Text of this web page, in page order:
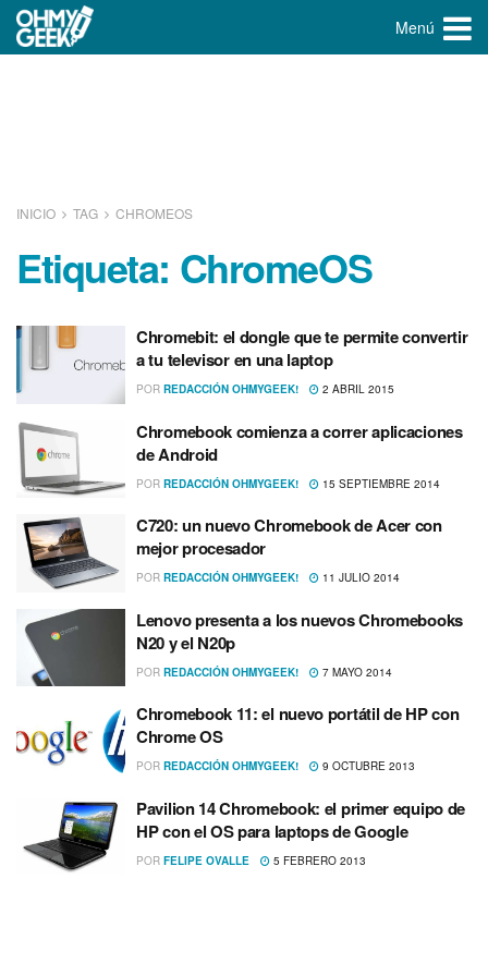
Menú
INICIO TAG CHROMEOS
Etiqueta: ChromeOS
Chromebit: el dongle que te permite convertir
a tu televisor en una laptop
POR REDACCIÓN OHMYGEEK! 2 ABRIL 2015
Chromebook comienza a correr aplicaciones
de Android
POR REDACCIÓN OHMYGEEK! 15 SEPTIEMBRE 2014
C720: un nuevo Chromebook de Acer con
mejor procesador
POR REDACCIÓN OHMYGEEK! 11 JULIO 2014
Lenovo presenta a los nuevos Chromebooks
N20 y el N20p
POR REDACCIÓN OHMYGEEK! 7 MAYO 2014
Chromebook 11: el nuevo portátil de HP con
Chrome OS
POR REDACCIÓN OHMYGEEK! 9 OCTUBRE 2013
Pavilion 14 Chromebook: el primer equipo de
HP con el OS para laptops de Google
POR FELIPE OVALLE 5 FEBRERO 2013